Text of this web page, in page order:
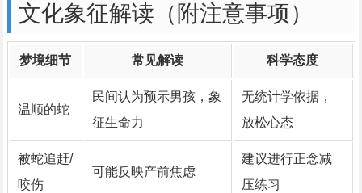
文化象征解读（附注意事项）
梦境细节 常见解读 科学态度
温顺的蛇
民间认为预示男孩，象
征生命力
无统计学依据，
放松心态
被蛇追赶/
咬伤
可能反映产前焦虑
建议进行正念减
压练习